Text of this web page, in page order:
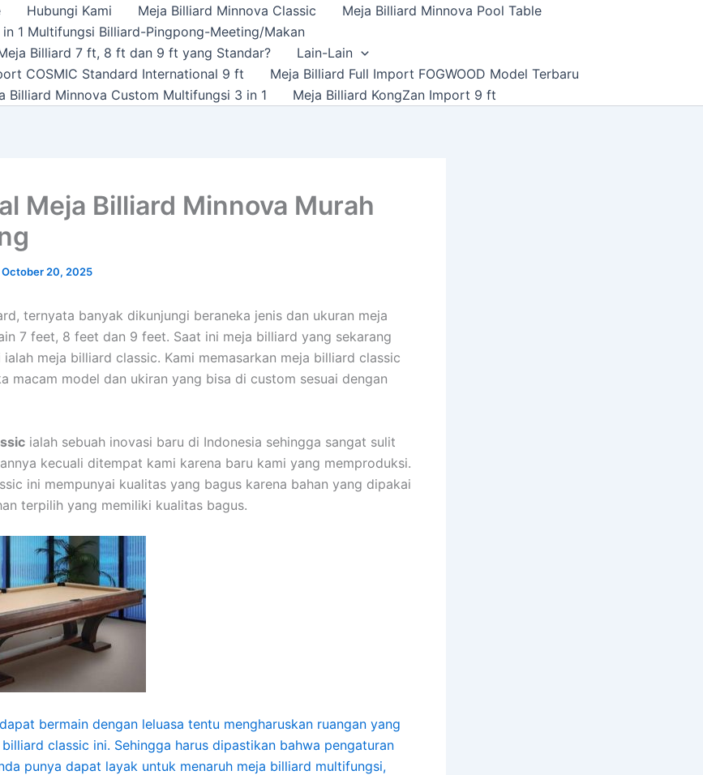
Hubungi Kami Meja Billiard Minnova Classic
Meja Billiard Minnova Pool Table
1 Multifungsi Billiard-Pingpong-Meeting/Makan
Billiard 7 ft, 8 ft dan 9 ft yang Standar?
Lain-Lain
COSMIC Standard International 9 ft
Meja Billiard Full Import FOGWOOD Model Terbaru
Billiard Minnova Custom Multifungsi 3 in 1 Meja Billiard KongZan Import 9 ft
Meja Billiard Minnova Murah
October 20, 2025
ternyata banyak dikunjungi beraneka jenis dan ukuran meja
7 feet, 8 feet dan 9 feet. Saat ini meja billiard yang sekarang
meja billiard classic. Kami memasarkan meja billiard classic
macam model dan ukiran yang bisa di custom sesuai dengan
ialah sebuah inovasi baru di Indonesia sehingga sangat sulit
kecuali ditempat kami karena baru kami yang memproduksi.
ini mempunyai kualitas yang bagus karena bahan yang dipakai
terpilih yang memiliki kualitas bagus.
bermain dengan leluasa tentu mengharuskan ruangan yang
classic ini. Sehingga harus dipastikan bahwa pengaturan
punya dapat layak untuk menaruh meja billiard multifungsi,